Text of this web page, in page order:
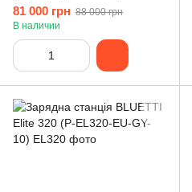
B500K (with short cable
CA90) 5120Wh
81 000 грн 88 000 грн
В наличии